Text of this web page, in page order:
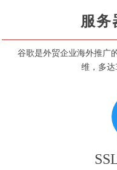
服务
谷歌是外贸企业海外推广
维，多达